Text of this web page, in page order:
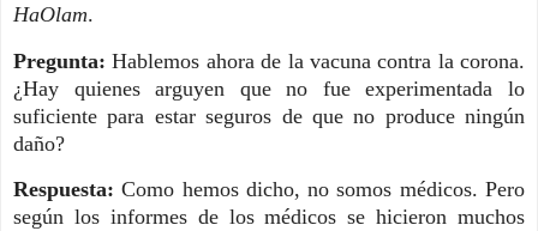
HaOlam.
Pregunta:Hablemos ahora de la vacuna contra la corona.
¿Hay quienes arguyen que no fue experimentada lo
suficiente para estar seguros de que no produce ningún
daño?
Respuesta:Como hemos dicho, no somos médicos. Pero
según los informes de los médicos se hicieron muchos